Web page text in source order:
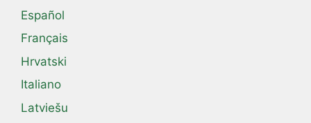
Español
Français
Hrvatski
Italiano
Latviešu